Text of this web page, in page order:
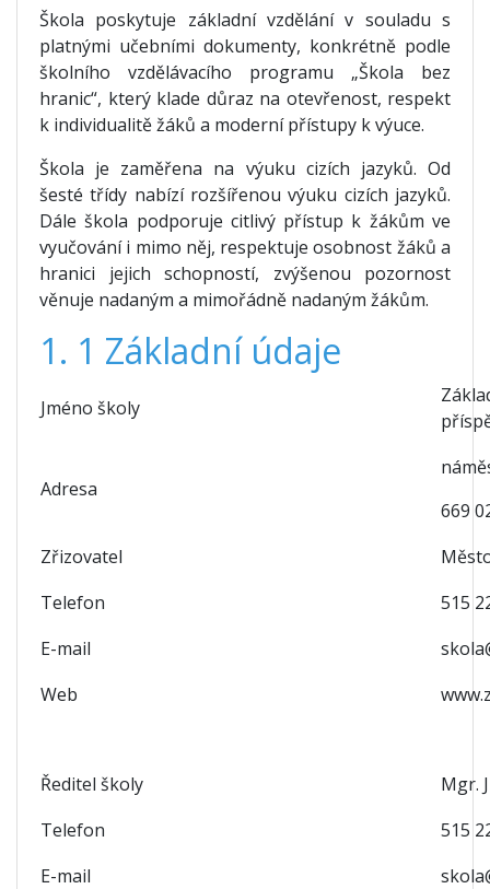
Škola poskytuje základní vzdělání v souladu s
platnými učebními dokumenty, konkrétně podle
školního vzdělávacího programu „Škola bez
hranic“, který klade důraz na otevřenost, respekt
k individualitě žáků a moderní přístupy k výuce.
Škola je zaměřena na výuku cizích jazyků. Od
šesté třídy nabízí rozšířenou výuku cizích jazyků.
Dále škola podporuje citlivý přístup k žákům ve
vyučování i mimo něj, respektuje osobnost žáků a
hranici jejich schopností, zvýšenou pozornost
věnuje nadaným a mimořádně nadaným žákům.
1. 1 Základní údaje
Jméno školy
Adresa
669
Zřizovatel
Telefon
515
E-mail
Web
Ředitel školy
Mgr.
Telefon
515
E-mail